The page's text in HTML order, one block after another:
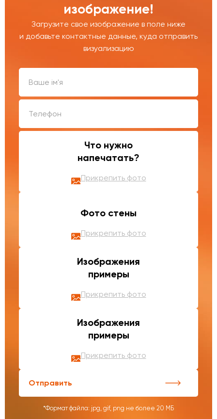
изображение!
Загрузите свое изображение в поле ниже
и добавьте контактные данные, куда отправить
визуализацию
Что нужно
напечатать?
Прикрепить фото
Фото стены
Прикрепить фото
Изображения
примеры
Прикрепить фото
Изображения
примеры
Прикрепить фото
Отправить
*Формат файла: jpg, gif, png не более 20 МБ